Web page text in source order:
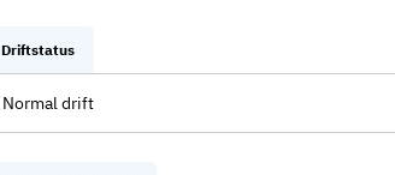
Driftstatus
Normal drift